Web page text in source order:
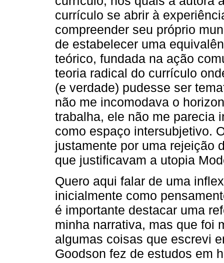
currículo se abrir à
compreender seu próprio
de estabelecer uma
teórico, fundada na ação
teoria radical do currículo
(e verdade) pudesse ser
não me incomodava o
trabalha, ele não me parecia
como espaço intersubjetivo.
justamente por uma rejeição
que justificavam a utopia
Quero aqui falar de uma
inicialmente como
é importante destacar uma
minha narrativa, mas que foi
algumas coisas que escrevi
Goodson fez de estudos em